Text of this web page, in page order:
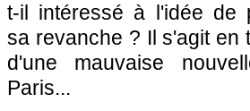
t-il intéressé à l'idée de
sa revanche ? Il s'agit en
d'une mauvaise
Paris...